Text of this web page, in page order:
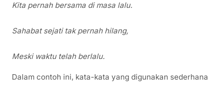
Kita pernah bersama di masa lalu.
Sahabat sejati tak pernah hilang,
Meski waktu telah berlalu.
Dalam contoh ini, kata-kata yang digunakan sederhana